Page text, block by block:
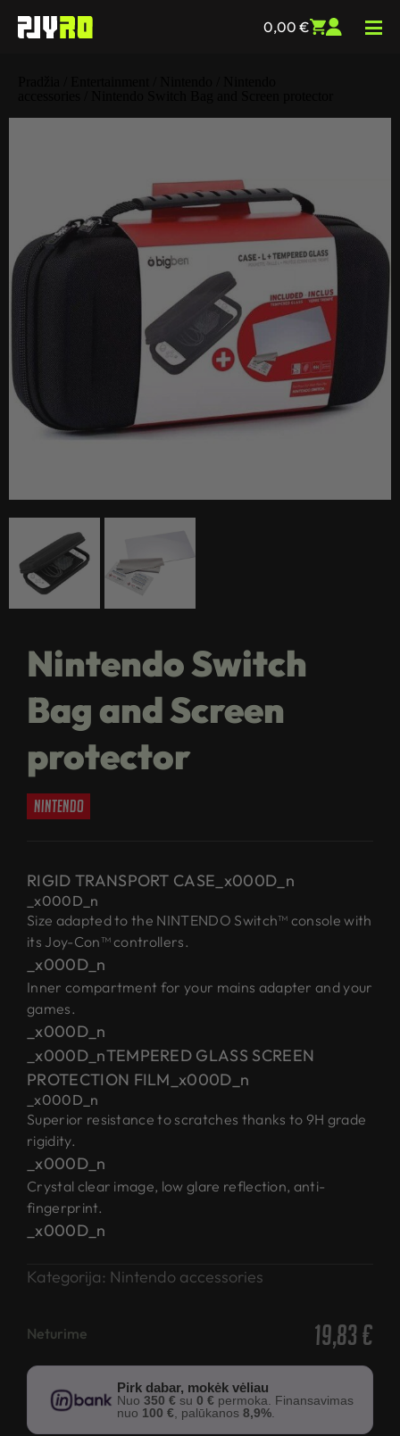
0,00 €
Nintendo Switch
Bag and Screen
protector
nintendo
RIGID TRANSPORT CASE_x000D_n
_x000D_n
Size adapted to the NINTENDO Switch™ console with
its Joy-Con™ controllers.
_x000D_n
Inner compartment for your mains adapter and your
games.
_x000D_n
_x000D_nTEMPERED GLASS SCREEN
PROTECTION FILM_x000D_n
_x000D_n
Superior resistance to scratches thanks to 9H grade
rigidity.
_x000D_n
Crystal clear image, low glare reflection, anti-
fingerprint.
_x000D_n
Kategorija: Nintendo accessories
Neturime 19,83 €
Pirk dabar, mokėk vėliau
Nuo350 € su0 € permoka. Finansavimas
nuo 100 €, palūkanos8,9%.